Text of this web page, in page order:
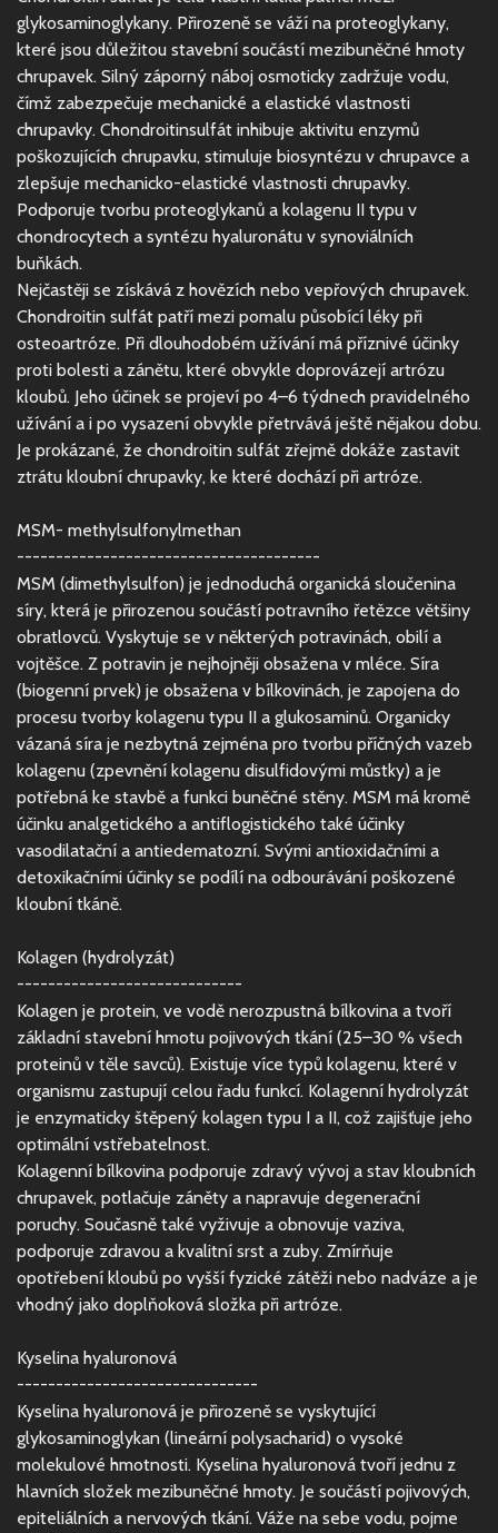
glykosaminoglykany. Přirozeně se váží na proteoglykany,
které jsou důležitou stavební součástí mezibuněčné hmoty
chrupavek. Silný záporný náboj osmoticky zadržuje vodu,
čímž zabezpečuje mechanické a elastické vlastnosti
chrupavky. Chondroitinsulfát inhibuje aktivitu enzymů
poškozujících chrupavku, stimuluje biosyntézu v chrupavce a
zlepšuje mechanicko-elastické vlastnosti chrupavky.
Podporuje tvorbu proteoglykanů a kolagenu II typu v
chondrocytech a syntézu hyaluronátu v synoviálních
buňkách.
Nejčastěji se získává z hovězích nebo vepřových chrupavek.
Chondroitin sulfát patří mezi pomalu působící léky při
osteoartróze. Při dlouhodobém užívání má příznivé účinky
proti bolesti a zánětu, které obvykle doprovázejí artrózu
kloubů. Jeho účinek se projeví po 4–6 týdnech pravidelného
užívání a i po vysazení obvykle přetrvává ještě nějakou dobu.
Je prokázané, že chondroitin sulfát zřejmě dokáže zastavit
ztrátu kloubní chrupavky, ke které dochází při artróze.
MSM- methylsulfonylmethan
---------------------------------------
MSM (dimethylsulfon) je jednoduchá organická sloučenina
síry, která je přirozenou součástí potravního řetězce většiny
obratlovců. Vyskytuje se v některých potravinách, obilí a
vojtěšce. Z potravin je nejhojněji obsažena v mléce. Síra
(biogenní prvek) je obsažena v bílkovinách, je zapojena do
procesu tvorby kolagenu typu II a glukosaminů. Organicky
vázaná síra je nezbytná zejména pro tvorbu příčných vazeb
kolagenu (zpevnění kolagenu disulfidovými můstky) a je
potřebná ke stavbě a funkci buněčné stěny. MSM má kromě
účinku analgetického a antiflogistického také účinky
vasodilatační a antiedematozní. Svými antioxidačními a
detoxikačními účinky se podílí na odbourávání poškozené
kloubní tkáně.
Kolagen (hydrolyzát)
-----------------------------
Kolagen je protein, ve vodě nerozpustná bílkovina a tvoří
základní stavební hmotu pojivových tkání (25–30 % všech
proteinů v těle savců). Existuje více typů kolagenu, které v
organismu zastupují celou řadu funkcí. Kolagenní hydrolyzát
je enzymaticky štěpený kolagen typu I a II, což zajišťuje jeho
optimální vstřebatelnost.
Kolagenní bílkovina podporuje zdravý vývoj a stav kloubních
chrupavek, potlačuje záněty a napravuje degenerační
poruchy. Současně také vyživuje a obnovuje vaziva,
podporuje zdravou a kvalitní srst a zuby. Zmírňuje
opotřebení kloubů po vyšší fyzické zátěži nebo nadváze a je
vhodný jako doplňoková složka při artróze.
Kyselina hyaluronová
-------------------------------
Kyselina hyaluronová je přirozeně se vyskytující
glykosaminoglykan (lineární polysacharid) o vysoké
molekulové hmotnosti. Kyselina hyaluronová tvoří jednu z
hlavních složek mezibuněčné hmoty. Je součástí pojivových,
epiteliálních a nervových tkání. Váže na sebe vodu, pojme